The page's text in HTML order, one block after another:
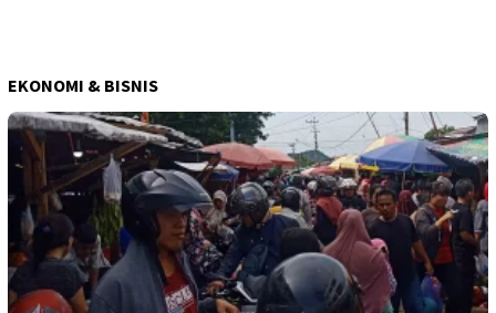
EKONOMI & BISNIS